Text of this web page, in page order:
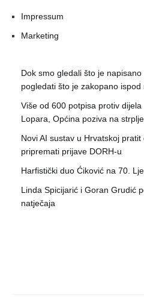
Impressum
Marketing
Dok smo gledali što je
pogledati što je zakopano ispod
Više od 600 potpisa protiv
Lopara, Općina poziva na
Novi AI sustav u Hrvatskoj
pripremati prijave DORH-u
Harfistički duo Ćiković na 70.
Linda Spicijarić i Goran Grudić
natječaja